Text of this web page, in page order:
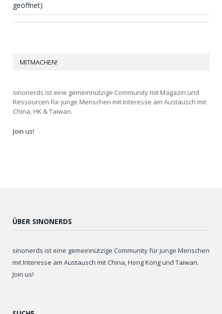
geöffnet)
MITMACHEN!
sinonerds ist eine gemeinnützige Community mit Magazin und
Ressourcen für junge Menschen mit Interesse am Austausch mit
China, HK & Taiwan.
Join us!
ÜBER SINONERDS
sinonerds ist eine gemeinnützige Community für junge Menschen
mit Interesse am Austausch mit China, Hong Kong und Taiwan.
Join us!